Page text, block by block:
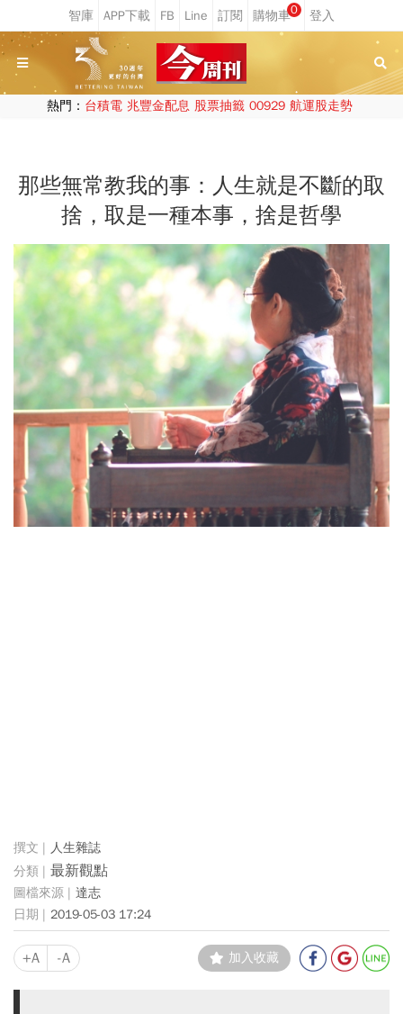
0
熱門： 台積電 兆豐金配息 股票抽籤 00929 航運股走勢
那些無常教我的事：人生就是不斷的取
捨，取是一種本事，捨是哲學
人生雜誌
最新觀點
達志
2019-05-03 17:24
+A -A 加入收藏